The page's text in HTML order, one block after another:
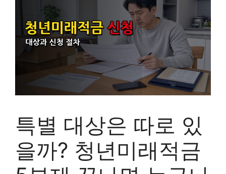
특별 대상은 따로 있
을까? 청년미래적금